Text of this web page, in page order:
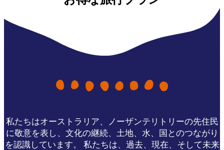
私たちはオーストラリア、ノーザンテリトリーの先住民
に敬意を表し、文化の継続、土地、水、国とのつながり
を認識しています。 私たちは、過去、現在、そして未来